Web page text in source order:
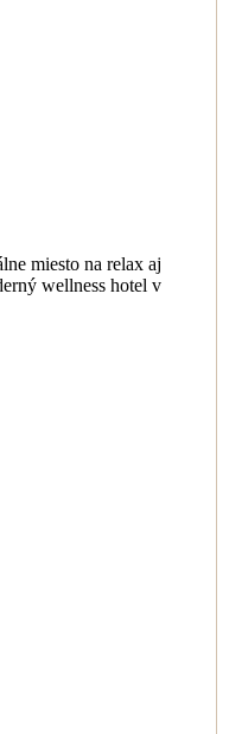
miesto na relax aj
wellness hotel v